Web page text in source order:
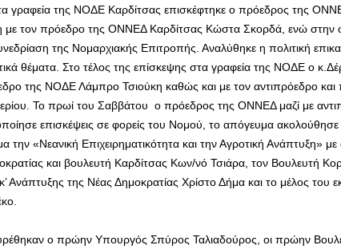
γραφεία της ΝΟΔΕ Καρδίτσας επισκέφτηκε ο πρόεδρος της
με τον πρόεδρο της ΟΝΝΕΔ Καρδίτσας Κώστα Σκορδά, ενώ στην
της Νομαρχιακής Επιτροπής. Αναλύθηκε η πολιτική
θέματα. Στο τέλος της επίσκεψης στα γραφεία της ΝΟΔΕ ο
της ΝΟΔΕ Λάμπρο Τσιούκη καθώς και με τον αντιπρόεδρο
Το πρωί του Σαββάτου ο πρόεδρος της ΟΝΝΕΔ μαζί με
επισκέψεις σε φορείς του Νομού, το απόγευμα
την «Νεανική Επιχειρηματικότητα και την Αγροτική Ανάπτυξη»
και βουλευτή Καρδίτσας Κων/νό Τσιάρα, τον Βουλευτή
Ανάπτυξης της Νέας Δημοκρατίας Χρίστο Δήμα και το μέλος του
ο πρώην Υπουργός Σπύρος Ταλιαδούρος, οι πρώην